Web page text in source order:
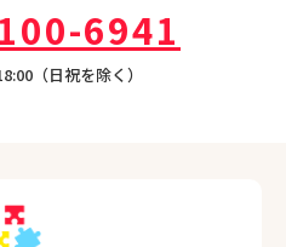
6941
（日祝を除く）